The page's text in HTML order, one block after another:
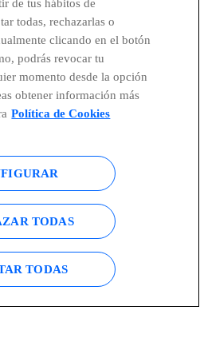
twitter instagram
de tus hábitos de
todas, rechazarlas o
clicando en el botón
podrás revocar tu
momento desde la opción
obtener información más
Política de Cookies
TODAS
TODAS